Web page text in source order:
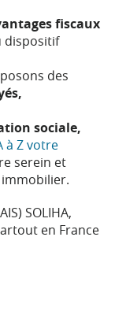
fiscaux
dispositif
des
sociale,
à Z votre
serein et
SOLIHA,
en France